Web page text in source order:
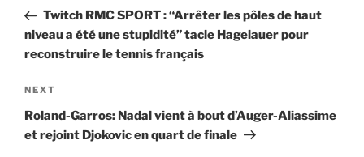
PostTwitch RMC SPORT : “Arrêter les pôles de haut
niveau a été une stupidité” tacle Hagelauer pour
reconstruire le tennis français
Next
Post
NEXT
Roland-Garros: Nadal vient à bout d’Auger-Aliassime
et rejoint Djokovic en quart de finale